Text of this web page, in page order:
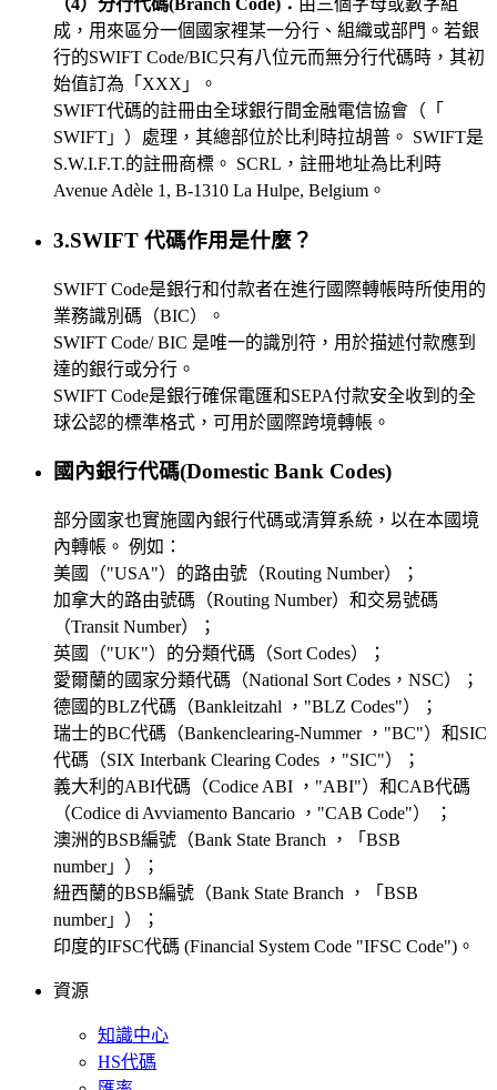
（4）分行代碼(Branch Code)： 由三個字母或數字組
成，用來區分一個國家裡某一分行、組織或部門。若銀
行的SWIFT Code/BIC只有八位元而無分行代碼時，其初
始值訂為「XXX」。
SWIFT代碼的註冊由全球銀行間金融電信協會（「
SWIFT」）處理，其總部位於比利時拉胡普。 SWIFT是
S.W.I.F.T.的註冊商標。 SCRL，註冊地址為比利時
Avenue Adèle 1, B-1310 La Hulpe, Belgium。
3.SWIFT 代碼作用是什麼？
SWIFT Code是銀行和付款者在進行國際轉帳時所使用的
業務識別碼（BIC）。
SWIFT Code/ BIC 是唯一的識別符，用於描述付款應到
達的銀行或分行。
SWIFT Code是銀行確保電匯和SEPA付款安全收到的全
球公認的標準格式，可用於國際跨境轉帳。
國內銀行代碼(Domestic Bank Codes)
部分國家也實施國內銀行代碼或清算系統，以在本國境
內轉帳。 例如：
美國（"USA"）的路由號（Routing Number）；
加拿大的路由號碼（Routing Number）和交易號碼
（Transit Number）；
英國（"UK"）的分類代碼（Sort Codes）；
愛爾蘭的國家分類代碼（National Sort Codes，NSC）；
德國的BLZ代碼（Bankleitzahl ，"BLZ Codes"）；
瑞士的BC代碼（Bankenclearing-Nummer ，"BC"）和SIC
代碼（SIX Interbank Clearing Codes ，"SIC"）；
義大利的ABI代碼（Codice ABI ，"ABI"）和CAB代碼
（Codice di Avviamento Bancario ，"CAB Code"） ；
澳洲的BSB編號（Bank State Branch ，「BSB
number」）；
紐西蘭的BSB編號（Bank State Branch ，「BSB
number」）；
印度的IFSC代碼 (Financial System Code "IFSC Code")。
資源
知識中心
HS代碼